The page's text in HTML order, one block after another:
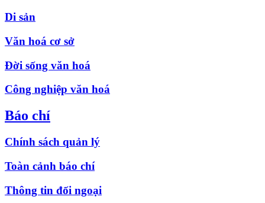
Di sản
Văn hoá cơ sở
Đời sống văn hoá
Công nghiệp văn hoá
Báo chí
Chính sách quản lý
Toàn cảnh báo chí
Thông tin đối ngoại